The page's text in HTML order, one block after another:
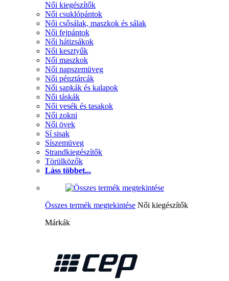
Női kiegészítők
Női csuklópántok
Női csősálak, maszkok és sálak
Női fejpántok
Női hátizsákok
Női kesztyűk
Női maszkok
Női napszemüveg
Női pénztárcák
Női sapkák és kalapok
Női táskák
Női vesék és tasakok
Női zokni
Női övek
Sí sisak
Síszemüveg
Strandkiegészítők
Törülközők
Láss többet...
Összes termék megtekintése Női kiegészítők
Márkák